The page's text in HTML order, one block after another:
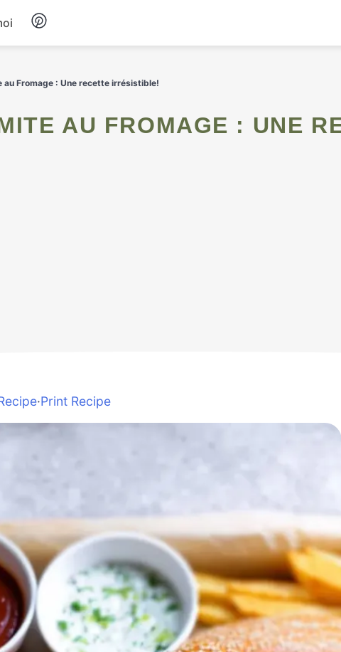
au Fromage : Une recette irrésistible!
·Print Recipe